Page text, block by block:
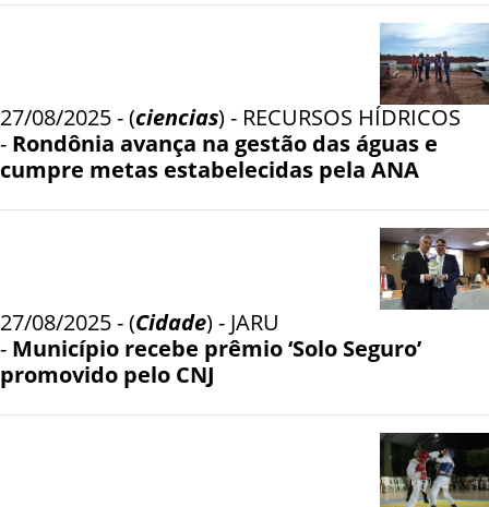
27/08/2025 - (ciencias) - RECURSOS HÍDRICOS
- Rondônia avança na gestão das águas e
cumpre metas estabelecidas pela ANA
27/08/2025 - (Cidade) - JARU
- Município recebe prêmio ‘Solo Seguro’
promovido pelo CNJ